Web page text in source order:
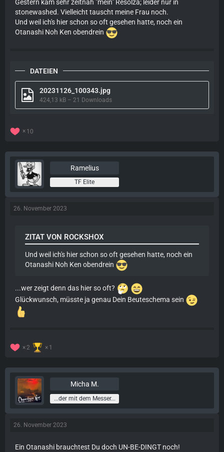
Gestern kam sehr zeitnah "mein" Resolza; leider nur in
stonewashed. Vielleicht tauscht meine Frau noch.
Und weil ich's hier schon so oft gesehen hatte, noch ein
Otanashi Noh Ken obendrein
DATEIEN
20231126_100343.jpg
424,13 kB – 21 Downloads
10
Ramelius
TF Elite
26. November 2023
ZITAT VON ROCKSHOX
Und weil ich's hier schon so oft gesehen hatte, noch ein
Otanashi Noh Ken obendrein
...wer zeigt denn das hier so oft?
Glückwunsch, müsste ja genau Dein Beuteschema sein
2 1
Micha M.
...der mit dem Messer...
26. November 2023
Ein Otanashi brauchtest Du doch UN-BE-DINGT noch!